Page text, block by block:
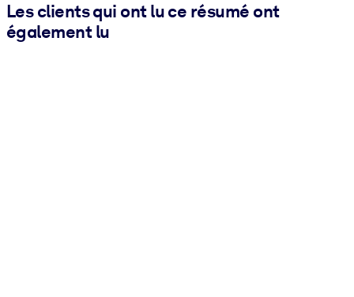
Les clients qui ont lu ce résumé ont
également lu